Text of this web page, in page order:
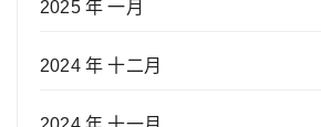
2025 年 一月
2024 年 十二月